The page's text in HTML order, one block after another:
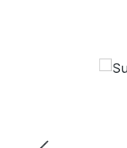
Bildergalerie